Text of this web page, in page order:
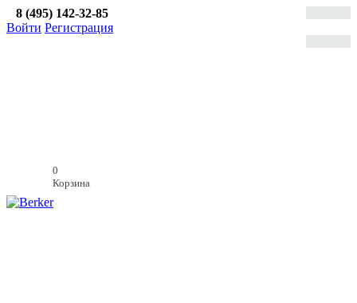
8 (495) 142-32-85
Войти Регистрация
0
Корзина